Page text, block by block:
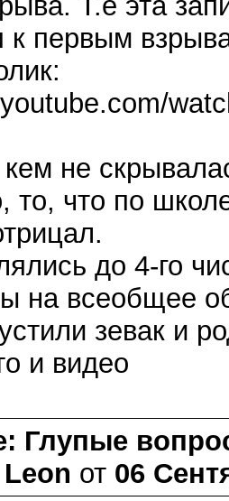
к первым
не
то, что по
до 4-го
на всеобщее
зевак и
и видео
Глупые
Leon от 06